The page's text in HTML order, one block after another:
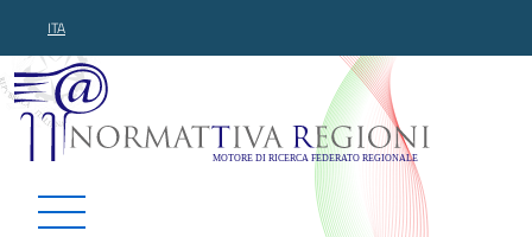
ITA
Normattiva Regioni -